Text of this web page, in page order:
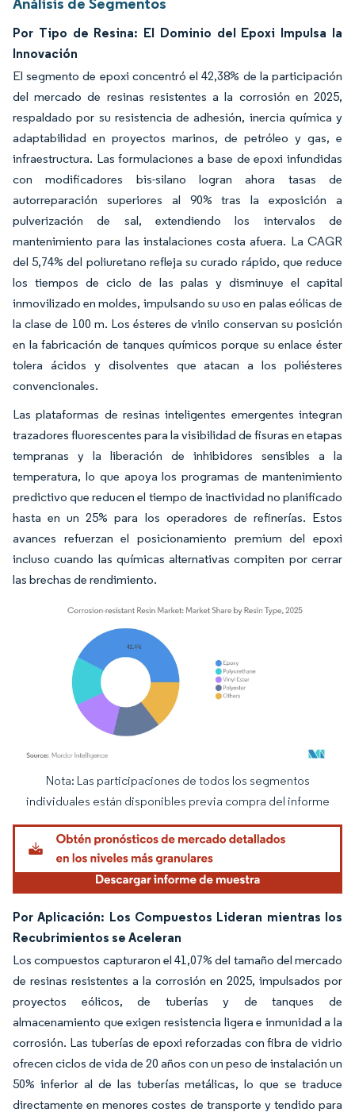
Por Tipo de Resina: El Dominio del Epoxi Impulsa la
Innovación
El segmento de epoxi concentró el 42,38% de la participación
del mercado de resinas resistentes a la corrosión en 2025,
respaldado por su resistencia de adhesión, inercia química y
adaptabilidad en proyectos marinos, de petróleo y gas, e
infraestructura. Las formulaciones a base de epoxi infundidas
con modificadores bis-silano logran ahora tasas de
autorreparación superiores al 90% tras la exposición a
pulverización de sal, extendiendo los intervalos de
mantenimiento para las instalaciones costa afuera. La CAGR
del 5,74% del poliuretano refleja su curado rápido, que reduce
los tiempos de ciclo de las palas y disminuye el capital
inmovilizado en moldes, impulsando su uso en palas eólicas de
la clase de 100 m. Los ésteres de vinilo conservan su posición
en la fabricación de tanques químicos porque su enlace éster
tolera ácidos y disolventes que atacan a los poliésteres
convencionales.
Las plataformas de resinas inteligentes emergentes integran
trazadores fluorescentes para la visibilidad de fisuras en etapas
tempranas y la liberación de inhibidores sensibles a la
temperatura, lo que apoya los programas de mantenimiento
predictivo que reducen el tiempo de inactividad no planificado
hasta en un 25% para los operadores de refinerías. Estos
avances refuerzan el posicionamiento premium del epoxi
incluso cuando las químicas alternativas compiten por cerrar
las brechas de rendimiento.
Imagen © Mordor Intelligence. El uso requiere atribución según CC BY 4.0.
Nota: Las participaciones de todos los segmentos
individuales están disponibles previa compra del informe
Por Aplicación: Los Compuestos Lideran mientras los
Recubrimientos se Aceleran
Los compuestos capturaron el 41,07% del tamaño del mercado
de resinas resistentes a la corrosión en 2025, impulsados por
proyectos eólicos, de tuberías y de tanques de
almacenamiento que exigen resistencia ligera e inmunidad a la
corrosión. Las tuberías de epoxi reforzadas con fibra de vidrio
ofrecen ciclos de vida de 20 años con un peso de instalación un
50% inferior al de las tuberías metálicas, lo que se traduce
directamente en menores costes de transporte y tendido para